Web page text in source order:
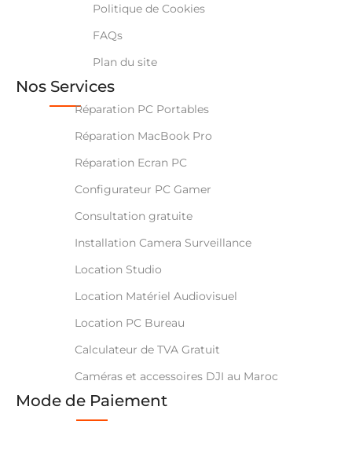
Politique de Cookies
FAQs
Plan du site
Nos Services
Réparation PC Portables
Réparation MacBook Pro
Réparation Ecran PC
Configurateur PC Gamer
Consultation gratuite
Installation Camera Surveillance
Location Studio
Location Matériel Audiovisuel
Location PC Bureau
Calculateur de TVA Gratuit
Caméras et accessoires DJI au Maroc
Mode de Paiement